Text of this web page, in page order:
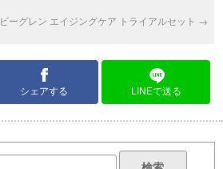
ビーグレン エイジングケア トライアルセット →
シェアする LINEで送る